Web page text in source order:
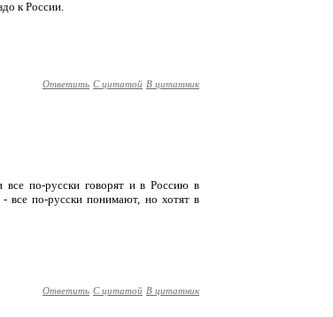
к России.
Ответить С цитатой В цитатник
по-русски говорят и в Россию в
все по-русски понимают, но хотят в
Ответить С цитатой В цитатник